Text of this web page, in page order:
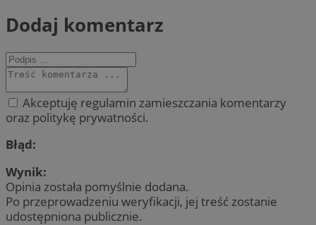
Dodaj komentarz
Akceptuję regulamin zamieszczania komentarzy
oraz politykę prywatności.
Błąd:
Wynik:
Opinia została pomyślnie dodana.
Po przeprowadzeniu weryfikacji, jej treść zostanie
udostępniona publicznie.